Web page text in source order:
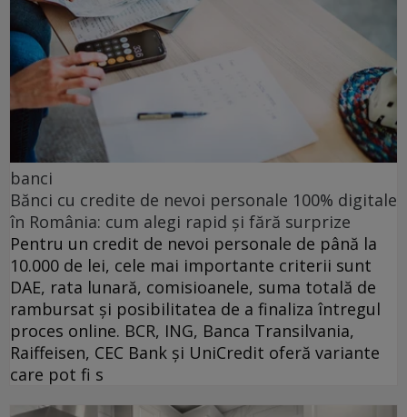
banci
Bănci cu credite de nevoi personale 100% digitale
în România: cum alegi rapid și fără surprize
Pentru un credit de nevoi personale de până la
10.000 de lei, cele mai importante criterii sunt
DAE, rata lunară, comisioanele, suma totală de
rambursat și posibilitatea de a finaliza întregul
proces online. BCR, ING, Banca Transilvania,
Raiffeisen, CEC Bank și UniCredit oferă variante
care pot fi s